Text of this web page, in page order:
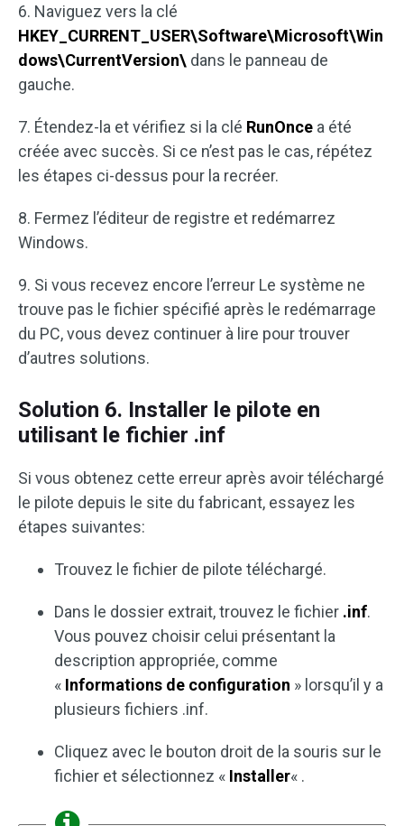
6. Naviguez vers la clé
HKEY_CURRENT_USER\Software\Microsoft\Win
dows\CurrentVersion\ dans le panneau de
gauche.
7. Étendez-la et vérifiez si la clé RunOnce a été
créée avec succès. Si ce n’est pas le cas, répétez
les étapes ci-dessus pour la recréer.
8. Fermez l’éditeur de registre et redémarrez
Windows.
9. Si vous recevez encore l’erreur Le système ne
trouve pas le fichier spécifié après le redémarrage
du PC, vous devez continuer à lire pour trouver
d’autres solutions.
Solution 6. Installer le pilote en
utilisant le fichier .inf
Si vous obtenez cette erreur après avoir téléchargé
le pilote depuis le site du fabricant, essayez les
étapes suivantes:
Trouvez le fichier de pilote téléchargé.
Dans le dossier extrait, trouvez le fichier .inf.
Vous pouvez choisir celui présentant la
description appropriée, comme
« Informations de configuration » lorsqu’il y a
plusieurs fichiers .inf.
Cliquez avec le bouton droit de la souris sur le
fichier et sélectionnez « Installer« .